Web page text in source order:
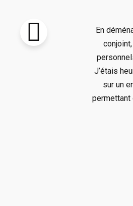
livré avant
En
J’étais
sur un
permettant